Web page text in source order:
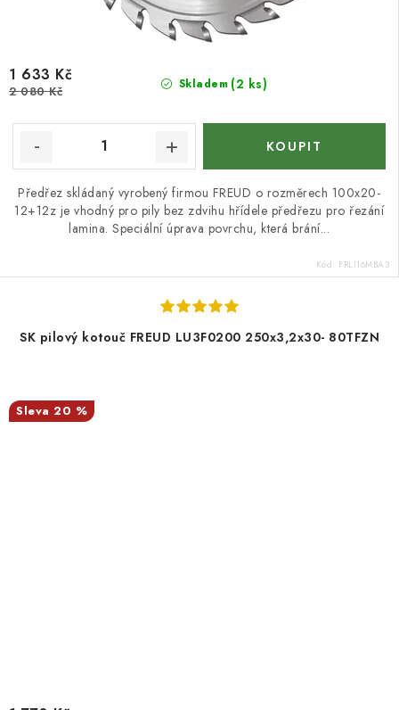
Skladem (2 ks)
1 633 Kč
2 080 Kč
Předřez skládaný vyrobený firmou FREUD o rozměrech 100x20-
12+12z je vhodný pro pily bez zdvihu hřídele předřezu pro řezání
lamina. Speciální úprava povrchu, která brání...
Kód: FRLI16MBA3
SK pilový kotouč FREUD LU3F0200 250x3,2x30- 80TFZN
20 %